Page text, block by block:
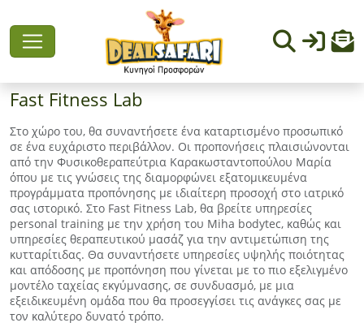
Fast Fitness Lab
Στο χώρο του, θα συναντήσετε ένα καταρτισμένο προσωπικό
σε ένα ευχάριστο περιβάλλον. Οι προπονήσεις πλαισιώνονται
από την Φυσικοθεραπεύτρια Καρακωσταντοπούλου Μαρία
όπου με τις γνώσεις της διαμορφώνει εξατομικευμένα
προγράμματα προπόνησης με ιδιαίτερη προσοχή στο ιατρικό
σας ιστορικό. Στο Fast Fitness Lab, θα βρείτε υπηρεσίες
personal training με την χρήση του Miha bodytec, καθώς και
υπηρεσίες θεραπευτικού μασάζ για την αντιμετώπιση της
κυτταρίτιδας. Θα συναντήσετε υπηρεσίες υψηλής ποιότητας
και απόδοσης με προπόνηση που γίνεται με το πιο εξελιγμένο
μοντέλο ταχείας εκγύμνασης, σε συνδυασμό, με μια
εξειδικευμένη ομάδα που θα προσεγγίσει τις ανάγκες σας με
τον καλύτερο δυνατό τρόπο.